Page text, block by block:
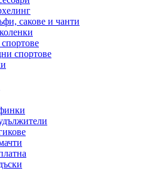
сакове и чанти
спортове